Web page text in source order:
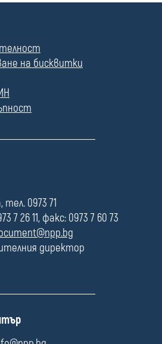
на бисквитки
0973 71
7 26 11, факс: 0973 7 60 73
директор